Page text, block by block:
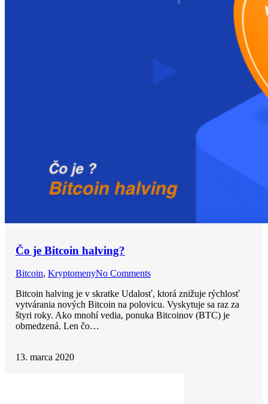
Čo je Bitcoin halving?
Bitcoin, KryptomenyNo Comments
Bitcoin halving je v skratke Udalosť, ktorá znižuje rýchlosť
vytvárania nových Bitcoin na polovicu. Vyskytuje sa raz za
štyri roky. Ako mnohí vedia, ponuka Bitcoinov (BTC) je
obmedzená. Len čo…
13. marca 2020